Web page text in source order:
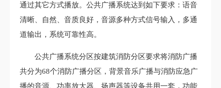
通过其它方式播放。公共广播系统达到如下要求：语音
清晰、自然、音质良好，音源多种方式信号输入，多通
道输出，系统可靠性高。
公共广播系统分区按建筑消防分区要求将消防广播
共分为68个消防广播分区，背景音乐广播与消防应急广
播的音源、功率放大器、扬声器等设备共用一套，功能